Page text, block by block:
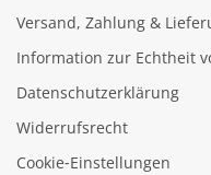
Versand, Zahlung &
Information zur Echtheit
Datenschutzerklärung
Widerrufsrecht
Cookie‑Einstellungen